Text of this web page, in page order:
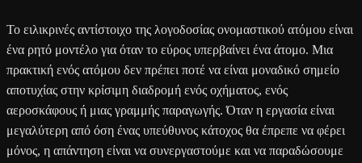
Το ειλικρινές αντίστοιχο της λογοδοσίας ονομαστικού ατόμου είναι
ένα ρητό μοντέλο για όταν το εύρος υπερβαίνει ένα άτομο. Μια
πρακτική ενός ατόμου δεν πρέπει ποτέ να είναι μοναδικό σημείο
αποτυχίας στην κρίσιμη διαδρομή ενός οχήματος, ενός
αεροσκάφους ή μιας γραμμής παραγωγής. Όταν η εργασία είναι
μεγαλύτερη από όση ένας υπεύθυνος κάτοχος θα έπρεπε να φέρει
μόνος, η απάντηση είναι να συνεργαστούμε και να παραδώσουμε